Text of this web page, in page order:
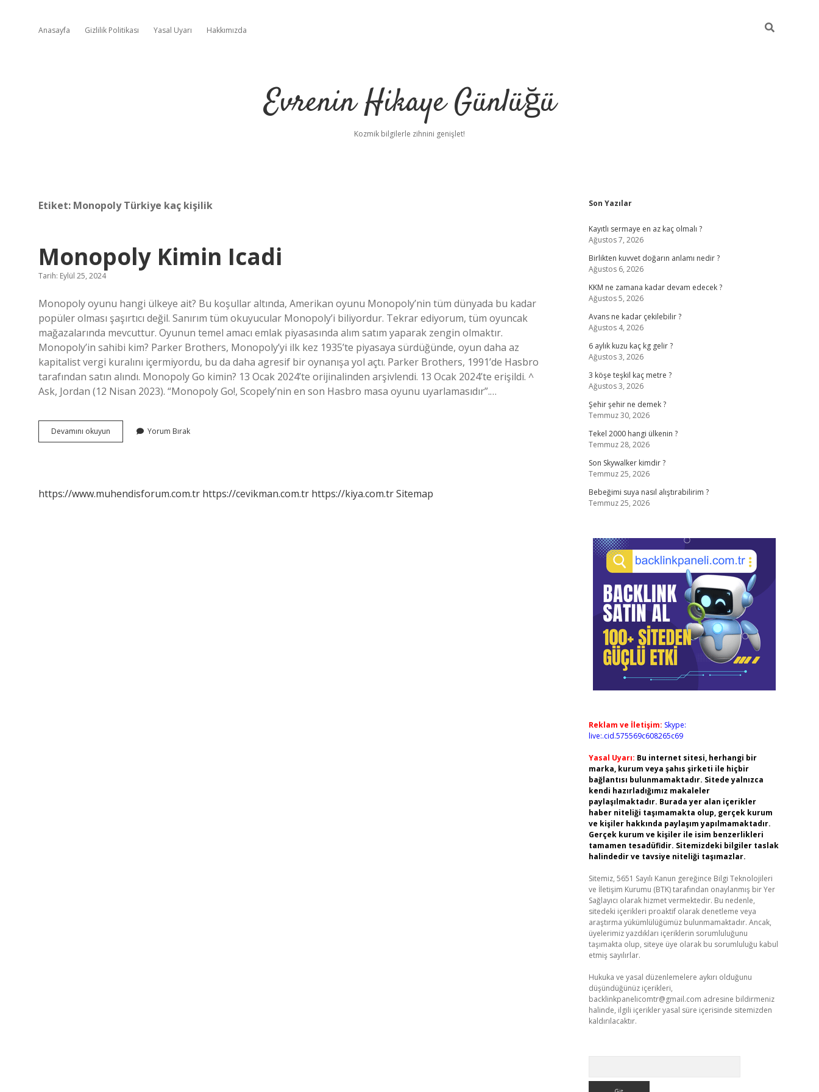
Anasayfa Gizlilik Politikası Yasal Uyarı Hakkımızda
Evrenin Hikaye Günlüğü
Kozmik bilgilerle zihnini genişlet!
Etiket: Monopoly Türkiye kaç kişilik
Monopoly Kimin Icadi
Tarih: Eylül 25, 2024
Monopoly oyunu hangi ülkeye ait? Bu koşullar altında, Amerikan oyunu Monopoly’nin tüm dünyada bu kadar
popüler olması şaşırtıcı değil. Sanırım tüm okuyucular Monopoly’i biliyordur. Tekrar ediyorum, tüm oyuncak
mağazalarında mevcuttur. Oyunun temel amacı emlak piyasasında alım satım yaparak zengin olmaktır.
Monopoly’in sahibi kim? Parker Brothers, Monopoly’yi ilk kez 1935’te piyasaya sürdüğünde, oyun daha az
kapitalist vergi kuralını içermiyordu, bu da daha agresif bir oynanışa yol açtı. Parker Brothers, 1991’de Hasbro
tarafından satın alındı. Monopoly Go kimin? 13 Ocak 2024’te orijinalinden arşivlendi. 13 Ocak 2024’te erişildi. ^
Ask, Jordan (12 Nisan 2023). “Monopoly Go!, Scopely’nin en son Hasbro masa oyunu uyarlamasıdır”.…
Devamını okuyun Monopoly
Kimin
Yorum Bırak
https://www.muhendisforum.com.tr https://cevikman.com.tr https://kiya.com.trSitemap
Sidebar
Son Yazılar
Kayıtlı sermaye en az kaç olmalı ?
Ağustos 7, 2026
Birlikten kuvvet doğarın anlamı nedir ?
Ağustos 6, 2026
KKM ne zamana kadar devam edecek ?
Ağustos 5, 2026
Avans ne kadar çekilebilir ?
Ağustos 4, 2026
6 aylık kuzu kaç kg gelir ?
Ağustos 3, 2026
3 köşe teşkil kaç metre ?
Ağustos 3, 2026
Şehir şehir ne demek ?
Temmuz 30, 2026
Tekel 2000 hangi ülkenin ?
Temmuz 28, 2026
Son Skywalker kimdir ?
Temmuz 25, 2026
Bebeğimi suya nasıl alıştırabilirim ?
Temmuz 25, 2026
Reklam ve İletişim: Skype:
live:.cid.575569c608265c69
Yasal Uyarı: Bu internet sitesi, herhangi bir
marka, kurum veya şahıs şirketi ile hiçbir
bağlantısı bulunmamaktadır. Sitede yalnızca
kendi hazırladığımız makaleler
paylaşılmaktadır. Burada yer alan içerikler
haber niteliği taşımamakta olup, gerçek kurum
ve kişiler hakkında paylaşım yapılmamaktadır.
Gerçek kurum ve kişiler ile isim benzerlikleri
tamamen tesadüfidir. Sitemizdeki bilgiler taslak
halindedir ve tavsiye niteliği taşımazlar.
Sitemiz, 5651 Sayılı Kanun gereğince Bilgi Teknolojileri
ve İletişim Kurumu (BTK) tarafından onaylanmış bir Yer
Sağlayıcı olarak hizmet vermektedir. Bu nedenle,
sitedeki içerikleri proaktif olarak denetleme veya
araştırma yükümlülüğümüz bulunmamaktadır. Ancak,
üyelerimiz yazdıkları içeriklerin sorumluluğunu
taşımakta olup, siteye üye olarak bu sorumluluğu kabul
etmiş sayılırlar.
Hukuka ve yasal düzenlemelere aykırı olduğunu
düşündüğünüz içerikleri,
backlinkpanelicomtr@gmail.com adresine bildirmeniz
halinde, ilgili içerikler yasal süre içerisinde sitemizden
kaldırılacaktır.